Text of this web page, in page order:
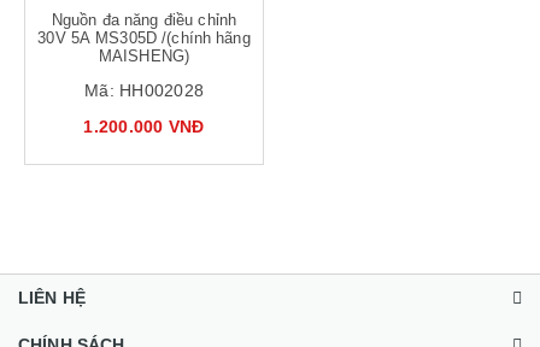
Nguồn đa năng điều chỉnh
30V 5A MS305D /(chính hãng
MAISHENG)
Mã: HH002028
1.200.000 VNĐ
LIÊN HỆ